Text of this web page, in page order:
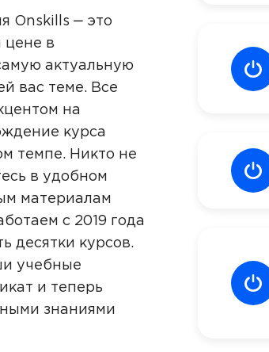
Onskills ‒ это
цене в
актуальную
вас теме. Все
на
курса
темпе. Никто не
в удобном
материалам
с 2019 года
десятки курсов.
учебные
и теперь
знаниями